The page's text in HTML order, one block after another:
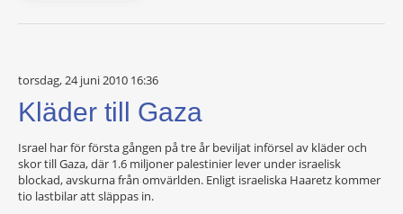
torsdag, 24 juni 2010 16:36
Kläder till Gaza
Israel har för första gången på tre år beviljat införsel av kläder och
skor till Gaza, där 1.6 miljoner palestinier lever under israelisk
blockad, avskurna från omvärlden. Enligt israeliska Haaretz kommer
tio lastbilar att släppas in.